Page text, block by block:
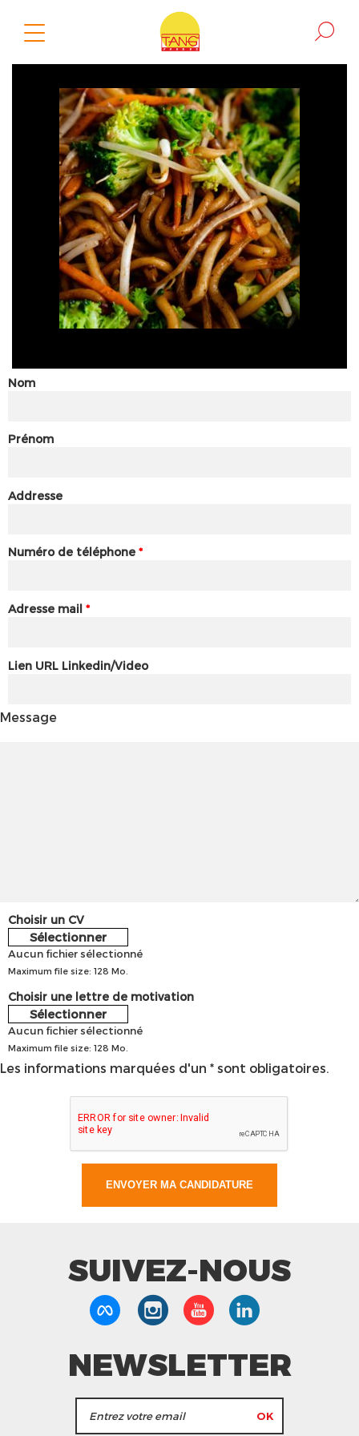
Nom
Prénom
Addresse
Numéro de téléphone *
Adresse mail *
Lien URL Linkedin/Video
Message
Choisir un CV
Sélectionner
Aucun fichier sélectionné
Maximum file size: 128 Mo.
Choisir une lettre de motivation
Sélectionner
Aucun fichier sélectionné
Maximum file size: 128 Mo.
Les informations marquées d'un * sont obligatoires.
SUIVEZ-NOUS
NEWSLETTER